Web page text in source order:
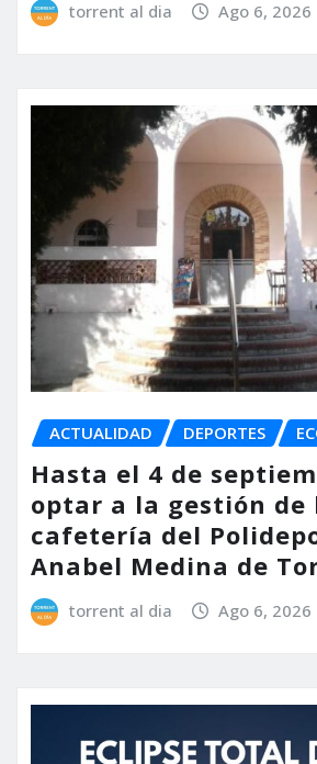
torrent al dia Ago 6, 2026
ACTUALIDAD DEPORTES
Hasta el 4 de
optar a la gestión de
cafetería del
Anabel Medina de
torrent al dia Ago 6, 2026